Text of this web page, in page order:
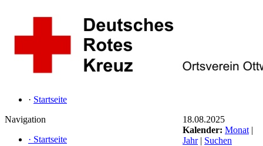
· Startseite
Navigation
· Startseite
18.08.2025
Kalender: Monat |
Jahr| Suchen